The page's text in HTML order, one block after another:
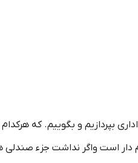
بپردازیم و بگوییم. که
دار است واگر نداشت جزء